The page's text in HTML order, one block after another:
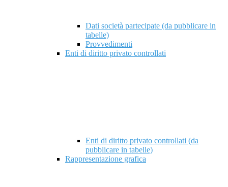
Dati società partecipate (da pubblicare in
tabelle)
Provvedimenti
Enti di diritto privato controllati
Enti di diritto privato controllati (da
pubblicare in tabelle)
Rappresentazione grafica